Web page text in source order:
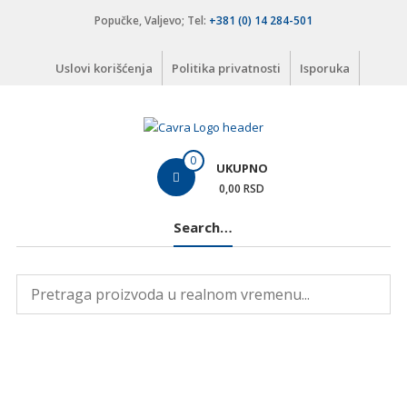
Popučke, Valjevo; Tel: +381 (0) 14 284-501
Uslovi korišćenja Politika privatnosti Isporuka
ruke
::..
Široka
0 UKUPNO
0,00 RSD
Search…